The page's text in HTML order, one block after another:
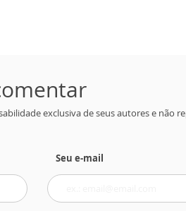
exclusiva de seus autores e não
Seu e-mail